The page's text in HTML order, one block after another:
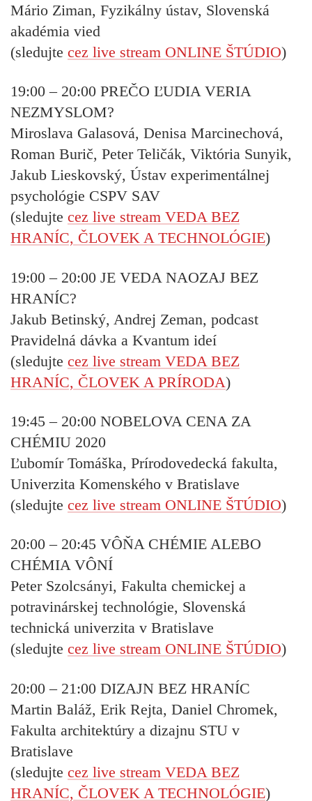
Mário Ziman, Fyzikálny ústav, Slovenská
akadémia vied
(sledujte cez live stream ONLINE ŠTÚDIO)
19:00 – 20:00 PREČO ĽUDIA VERIA
NEZMYSLOM?
Miroslava Galasová, Denisa Marcinechová,
Roman Burič, Peter Teličák, Viktória Sunyik,
Jakub Lieskovský, Ústav experimentálnej
psychológie CSPV SAV
(sledujte cez live stream VEDA BEZ
HRANÍC, ČLOVEK A TECHNOLÓGIE)
19:00 – 20:00 JE VEDA NAOZAJ BEZ
HRANÍC?
Jakub Betinský, Andrej Zeman, podcast
Pravidelná dávka a Kvantum ideí
(sledujte cez live stream VEDA BEZ
HRANÍC, ČLOVEK A PRÍRODA)
19:45 – 20:00 NOBELOVA CENA ZA
CHÉMIU 2020
Ľubomír Tomáška, Prírodovedecká fakulta,
Univerzita Komenského v Bratislave
(sledujte cez live stream ONLINE ŠTÚDIO)
20:00 – 20:45 VÔŇA CHÉMIE ALEBO
CHÉMIA VÔNÍ
Peter Szolcsányi, Fakulta chemickej a
potravinárskej technológie, Slovenská
technická univerzita v Bratislave
(sledujte cez live stream ONLINE ŠTÚDIO)
20:00 – 21:00 DIZAJN BEZ HRANÍC
Martin Baláž, Erik Rejta, Daniel Chromek,
Fakulta architektúry a dizajnu STU v
Bratislave
(sledujte cez live stream VEDA BEZ
HRANÍC, ČLOVEK A TECHNOLÓGIE)